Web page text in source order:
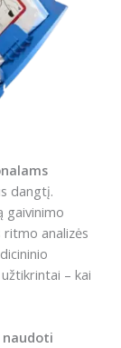
dangtį.
gaivinimo
analizės
– kai